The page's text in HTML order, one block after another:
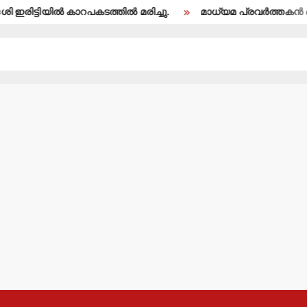
കാറപകടത്തില്‍ മരിച്ചു. മാധ്യമ പ്രവര്‍ത്തകന്‍